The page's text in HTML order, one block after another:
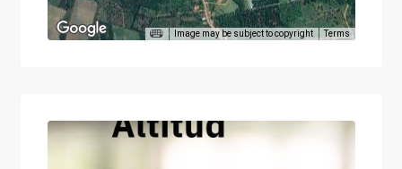
Image may be subject to copyright Terms